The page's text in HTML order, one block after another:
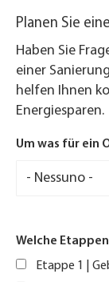
Planen Sie
Haben Sie
einer
helfen Ihnen
Energiesparen.
Um was für ein
Welche
Etappe 1 |